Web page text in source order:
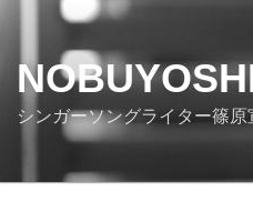
シンガーソングライター篠